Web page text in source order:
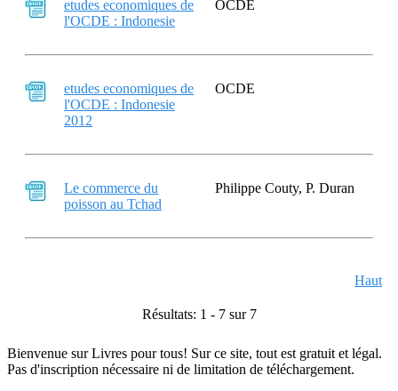
etudes economiques de
l'OCDE : Indonesie
OCDE
etudes economiques de
l'OCDE : Indonesie
2012
OCDE
Le commerce du
poisson au Tchad
Philippe Couty, P. Duran
Haut
Résultats: 1 - 7 sur 7
Bienvenue sur Livres pour tous! Sur ce site, tout est gratuit et légal.
Pas d'inscription nécessaire ni de limitation de téléchargement.